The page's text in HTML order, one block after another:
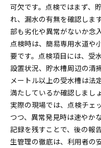
可欠です。点検ではまず、
れ、漏水の有無を確認しま
部も劣化や異常がないか念
点検時は、簡易専用水道や
要です。点検項目には、受
設置状況、貯水槽周辺の清
メートル以上の受水槽は法
満たしているか確認しましょ
実際の現場では、点検チェ
つつ、異常発見時は速やか
記録を残すことで、後の報
生管理の徹底は、利用者の